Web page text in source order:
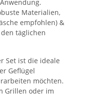
Materialien,
empfohlen) &
täglichen
Set ist die ideale
Geflügel
möchten.
Grillen oder im